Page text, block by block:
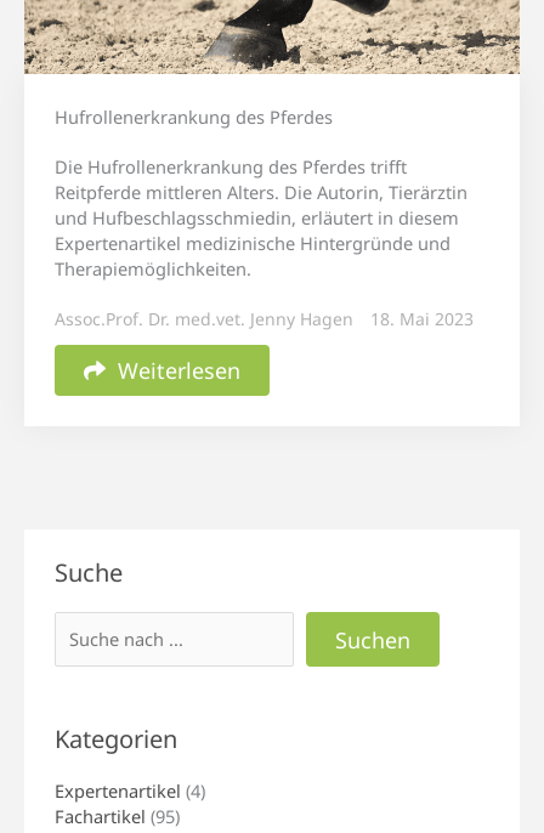
Hufrollenerkrankung des Pferdes
Die Hufrollenerkrankung des Pferdes trifft
Reitpferde mittleren Alters. Die Autorin, Tierärztin
und Hufbeschlagsschmiedin, erläutert in diesem
Expertenartikel medizinische Hintergründe und
Therapiemöglichkeiten.
Assoc.Prof. Dr. med.vet. Jenny Hagen 18. Mai 2023
Weiterlesen
Suche
Suchen
Kategorien
Expertenartikel (4)
Fachartikel (95)